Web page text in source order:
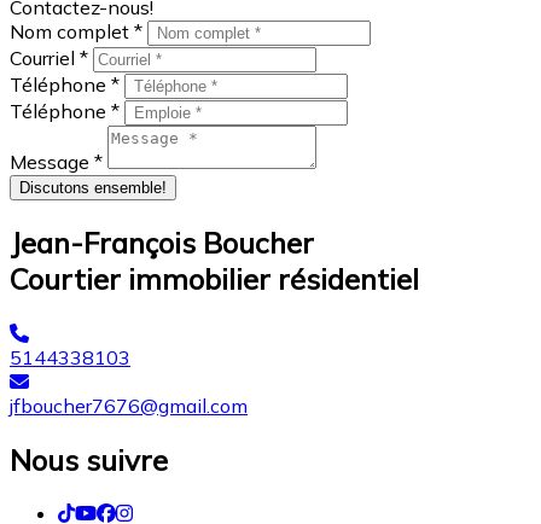
Contactez-nous!
Nom complet *
Courriel *
Téléphone *
Téléphone *
Message *
Discutons ensemble!
Jean-François Boucher
Courtier immobilier résidentiel
5144338103
jfboucher7676@gmail.com
Nous suivre